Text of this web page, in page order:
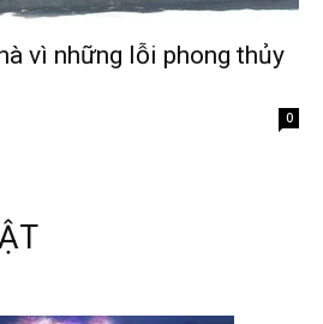
vì những lỗi phong thủy
0